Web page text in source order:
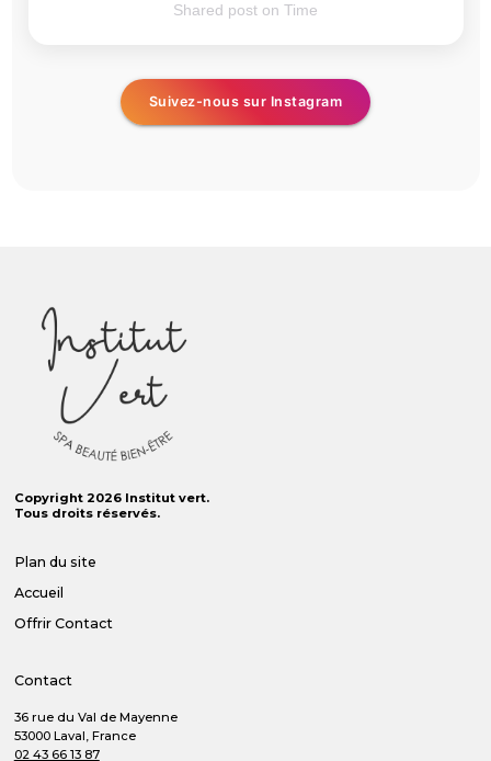
Shared post on Time
Suivez-nous sur Instagram
Copyright 2026 Institut vert.
Tous droits réservés.
Plan du site
Accueil
Offrir Contact
Contact
36 rue du Val de Mayenne
53000 Laval, France
02 43 66 13 87